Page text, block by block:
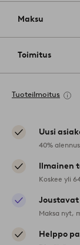
Maksu
Toimitus
Tuoteilmoitus
Uusi
40%
Ilmainen
Koskee yli
Maksa nyt,
Helppo